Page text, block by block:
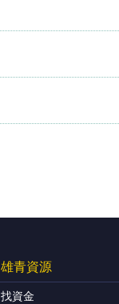
雄青資源
找資金